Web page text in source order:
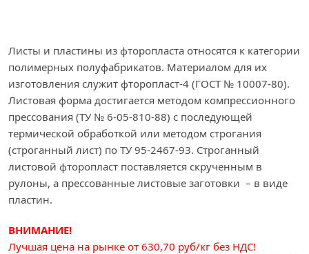
Листы и пластины из фторопласта относятся к категории
полимерных полуфабрикатов. Материалом для их
изготовления служит фторопласт-4 (ГОСТ № 10007-80).
Листовая форма достигается методом компрессионного
прессования (ТУ № 6-05-810-88) с последующей
термической обработкой или методом строгания
(строганный лист) по ТУ 95-2467-93. Строганный
листовой фторопласт поставляется скрученным в
рулоны, а прессованные листовые заготовки – в виде
пластин.
ВНИМАНИЕ!
Лучшая цена на рынке от 630,70 руб/кг без НДС!